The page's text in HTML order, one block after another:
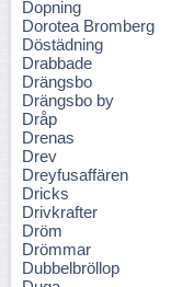
Dopning
Dorotea Bromberg
Döstädning
Drabbade
Drängsbo
Drängsbo by
Dråp
Drenas
Drev
Dreyfusaffären
Dricks
Drivkrafter
Dröm
Drömmar
Dubbelbröllop